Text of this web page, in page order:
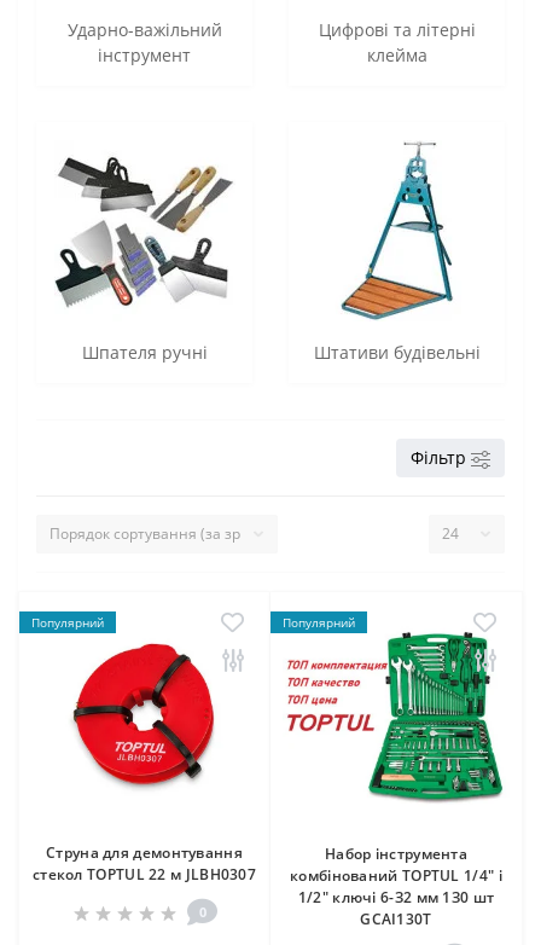
Ударно-важільний
інструмент
Цифрові та літерні
клейма
Шпателя ручні Штативи будівельні
Фільтр
Популярний
Cтруна для демонтування
стекол TOPTUL 22 м JLBH0307
0
Популярний
Haбор інструмента
комбінований TOPTUL 1/4" і
1/2" ключі 6-З2 мм 1З0 шт
GCAI130T